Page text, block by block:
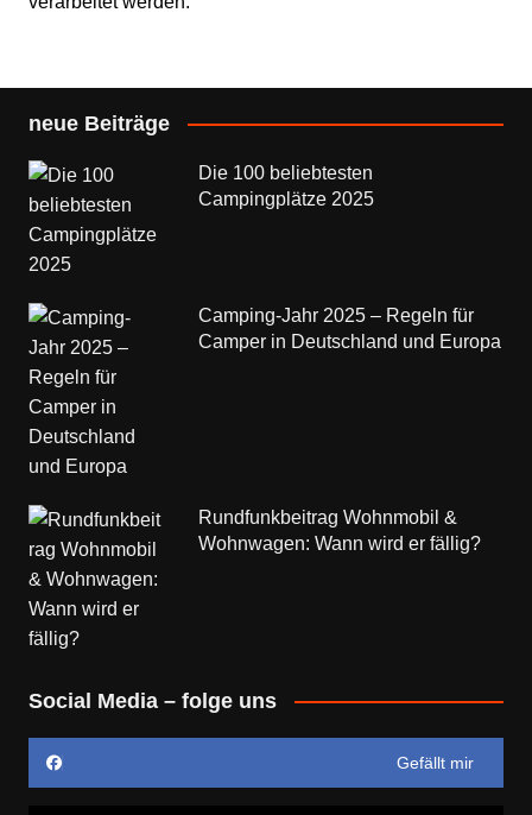
neue Beiträge
Die 100 beliebtesten
Campingplätze 2025
Camping-Jahr 2025 – Regeln für
Camper in Deutschland und Europa
Rundfunkbeitrag Wohnmobil &
Wohnwagen: Wann wird er fällig?
Social Media – folge uns
Gefällt mir